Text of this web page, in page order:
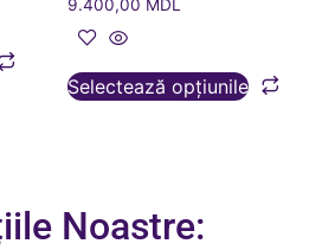
9.400,00 MDL
Selectează opțiunile
Noastre: